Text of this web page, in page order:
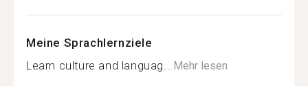
Meine Sprachlernziele
Learn culture and languag... Mehr lesen